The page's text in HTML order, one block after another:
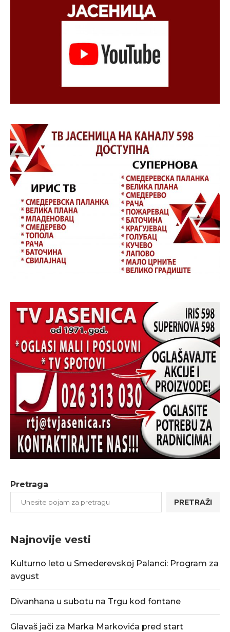
Pretraga
PRETRAŽI
Najnovije vesti
Kulturno leto u Smederevskoj Palanci: Program za
avgust
Divanhana u subotu na Trgu kod fontane
Glavaš jači za Marka Markovića pred start